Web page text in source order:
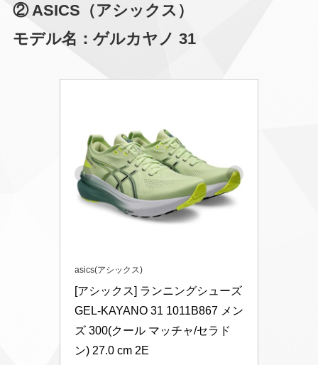
② ASICS（アシックス）
モデル名：ゲルカヤノ 31
asics(アシックス)
[アシックス] ランニングシューズ
GEL-KAYANO 31 1011B867 メン
ズ 300(クール マッチャ/セラド
ン) 27.0 cm 2E